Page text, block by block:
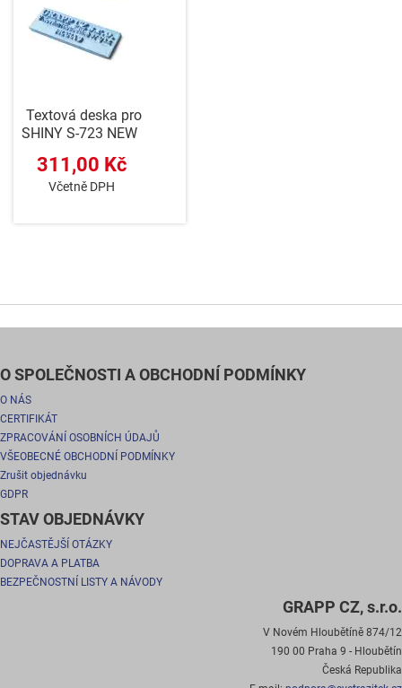
Textová deska pro
SHINY S-723 NEW
311,00 Kč
Včetně DPH
O SPOLEČNOSTI A OBCHODNÍ PODMÍNKY
O NÁS
CERTIFIKÁT
ZPRACOVÁNÍ OSOBNÍCH ÚDAJŮ
VŠEOBECNÉ OBCHODNÍ PODMÍNKY
Zrušit objednávku
GDPR
STAV OBJEDNÁVKY
NEJČASTĚJŠÍ OTÁZKY
DOPRAVA A PLATBA
BEZPEČNOSTNÍ LISTY A NÁVODY
GRAPP CZ, s.r.o.
V Novém Hloubětíně 874/12
190 00 Praha 9 - Hloubětín
Česká Republika